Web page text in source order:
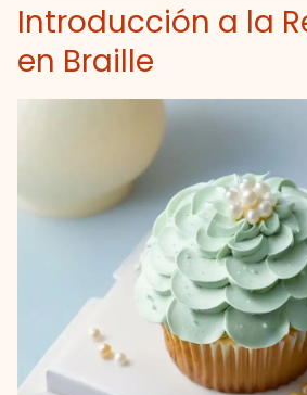
Introducción a la
en Braille